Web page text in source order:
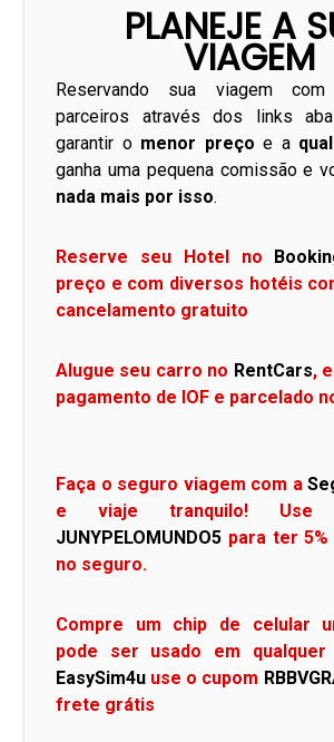
PLANEJE A
VIAGEM
Reservando sua viagem
parceiros através dos links
garantir o menor preço e a
ganha uma pequena comissão e
nada mais por isso.
Reserve seu Hotel no
preço e com diversos hotéis
cancelamento gratuito
Alugue seu carro no RentCars,
pagamento de IOF e parcelado
Faça o seguro viagem com a
e viaje tranquilo! Use
JUNYPELOMUNDO5 para ter
no seguro.
Compre um chip de celular
pode ser usado em
EasySim4u use o cupom
frete grátis